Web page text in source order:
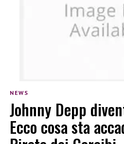
NEWS
Johnny Depp
Ecco cosa sta